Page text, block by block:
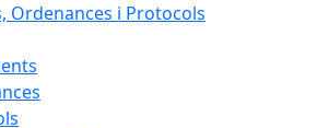
Ordenances i Protocols